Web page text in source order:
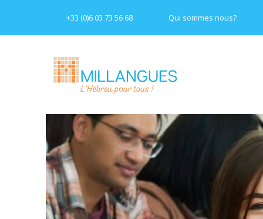
+33 (0)6 03 73 56 68 Qui sommes nous?